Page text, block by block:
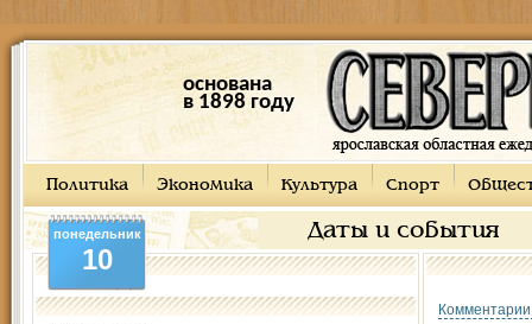
основана
в 1898 году
Политика Экономика Культура Спорт
Даты и события
понедельник
10